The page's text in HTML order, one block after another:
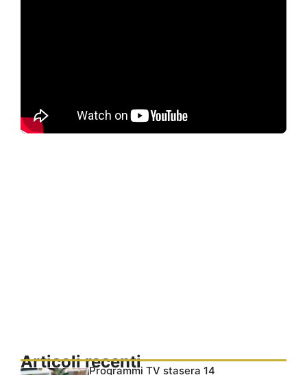
Articoli recentiProgrammi TV stasera 14